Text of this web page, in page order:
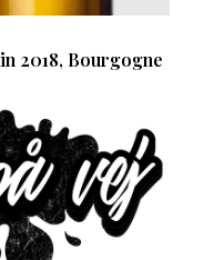
2018, Bourgogne